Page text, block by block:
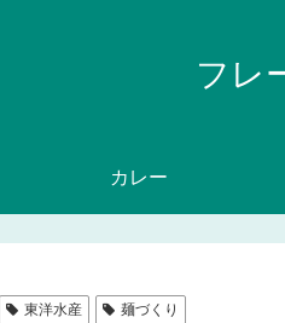
フレ
カレー
東洋水産 麺づくり